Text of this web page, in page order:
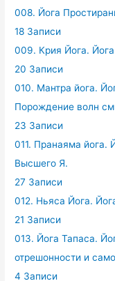
008. Йога
18 Записи
009. Крия Йога.
20 Записи
010. Мантра йога.
Порождение волн
23 Записи
011. Пранаяма йога.
Высшего Я.
27 Записи
012. Ньяса Йога.
21 Записи
013. Йога Тапаса.
отрешонности и
4 Записи